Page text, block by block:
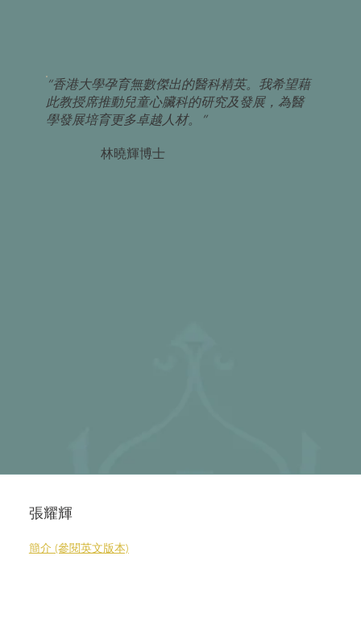
“香港大學孕育無數傑出的醫科精英。我希望藉
此教授席推動兒童心臟科的研究及發展，為醫
學發展培育更多卓越人材。”
林曉輝博士
簡介 (參閱英文版本)
張耀輝